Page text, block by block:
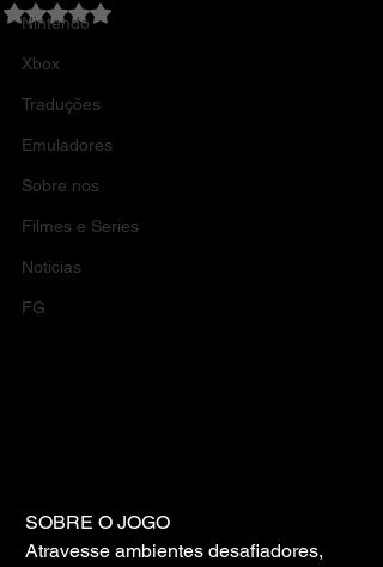
Nintendo
Xbox
Traduções
Emuladores
Sobre nos
Filmes e Series
Noticias
FG
Avaliado com NaN de 5 estrelas.
SOBRE O JOGO
Atravesse ambientes desafiadores,